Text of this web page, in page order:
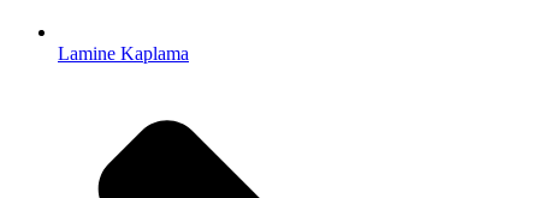
Lamine Kaplama